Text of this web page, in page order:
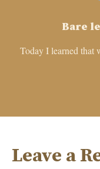
Bare
Today I learned that
Leave a